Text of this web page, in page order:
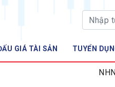
GIÁ TÀI SẢN TUYỂN
NHNN